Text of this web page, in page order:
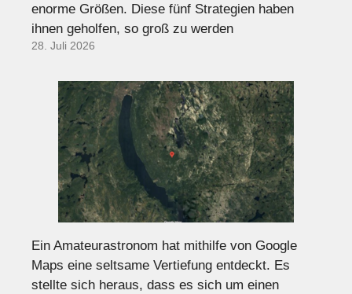
enorme Größen. Diese fünf Strategien haben
ihnen geholfen, so groß zu werden
28. Juli 2026
Ein Amateurastronom hat mithilfe von Google
Maps eine seltsame Vertiefung entdeckt. Es
stellte sich heraus, dass es sich um einen